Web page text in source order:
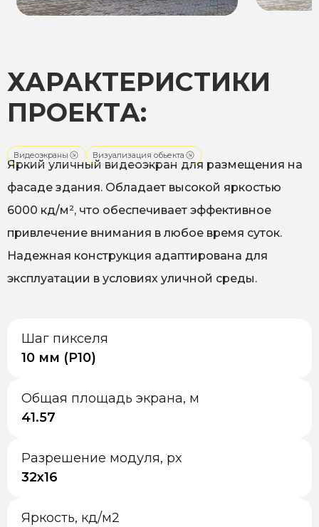
ХАРАКТЕРИСТИКИ
ПРОЕКТА:
Видеоэкраны Визуализация обьекта
Яркий уличный видеоэкран для размещения на
фасаде здания. Обладает высокой яркостью
6000 кд/м², что обеспечивает эффективное
привлечение внимания в любое время суток.
Надежная конструкция адаптирована для
эксплуатации в условиях уличной среды.
Шаг пикселя
10 мм (P10)
Общая площадь экрана, м
41.57
Разрешение модуля, px
32x16
Яркость, кд/м2